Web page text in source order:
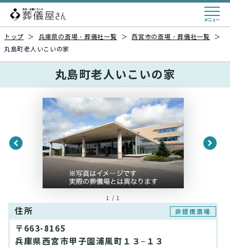
トップ ＞ 兵庫県の斎場・葬儀社一覧 ＞ 西宮市の斎場・葬儀社一覧
＞
丸島町老人いこいの家
丸島町老人いこいの家
1 / 1
住所 非提携斎場
〒663-8165
兵庫県西宮市甲子園浦風町１３−１３